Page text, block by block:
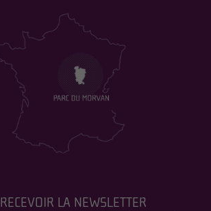
RECEVOIR LA NEWSLETTER